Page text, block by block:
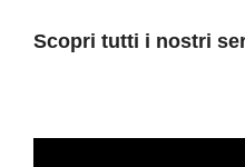
Scopri tutti i nostri